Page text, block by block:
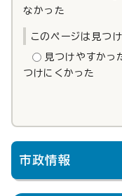
なかった
このページは見つ
見つけやすかっ
つけにくかった
市政情報